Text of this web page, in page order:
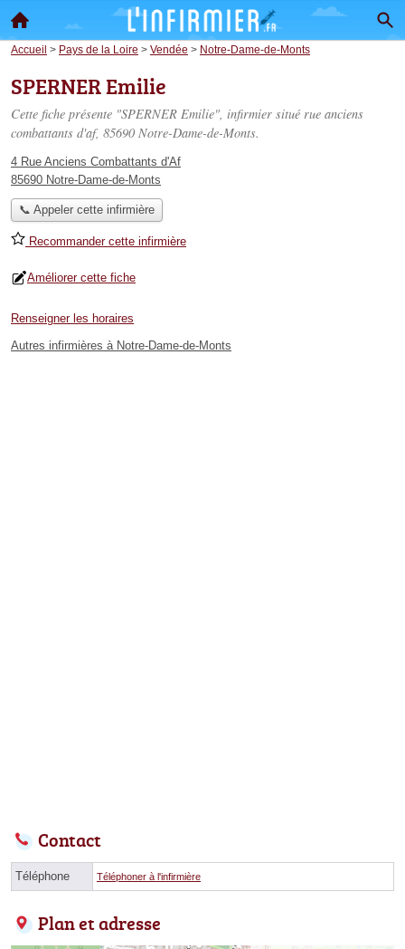
Accueil > Pays de la Loire > Vendée > Notre-Dame-de-Monts
SPERNER Emilie
Cette fiche présente "SPERNER Emilie", infirmier situé rue anciens
combattants d'af, 85690 Notre-Dame-de-Monts.
4 Rue Anciens Combattants d'Af
85690 Notre-Dame-de-Monts
📞 Appeler cette infirmière
Recommander cette infirmière
Améliorer cette fiche
Renseigner les horaires
Autres infirmières à Notre-Dame-de-Monts
Contact
Téléphone Téléphoner à l'infirmière
Plan et adresse